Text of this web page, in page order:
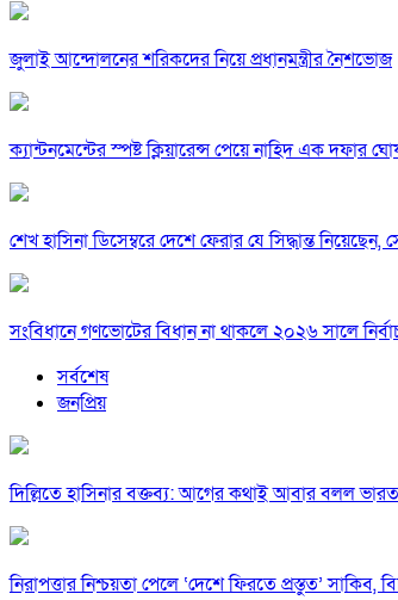
জুলাই আন্দোলনের শরিকদের নিয়ে প্রধানমন্ত্রীর নৈশভোজ
ক্যান্টনমেন্টের স্পষ্ট ক্লিয়ারেন্স পেয়ে নাহিদ এক দফার
শেখ হাসিনা ডিসেম্বরে দেশে ফেরার যে সিদ্ধান্ত
সংবিধানে গণভোটের বিধান না থাকলে ২০২৬ সালে
সর্বশেষ
জনপ্রিয়
দিল্লিতে হাসিনার বক্তব্য: আগের কথাই আবার বলল ভারত
নিরাপত্তার নিশ্চয়তা পেলে ‘দেশে ফিরতে প্রস্তুত’